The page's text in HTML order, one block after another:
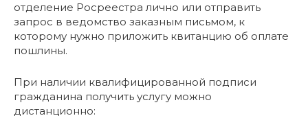
отделение Росреестра лично или отправить
запрос в ведомство заказным письмом, к
которому нужно приложить квитанцию об оплате
пошлины.
При наличии квалифицированной подписи
гражданина получить услугу можно
дистанционно: